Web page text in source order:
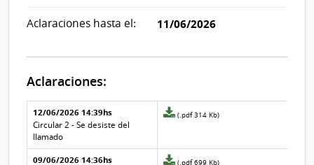
Aclaraciones hasta el: 11/06/2026
Aclaraciones:
Fecha y
texto de
la
aclaración
Archivo
aclaración
12/06/2026 14:39hs
Circular 2 - Se desiste del
llamado
Archivo
la
aclaración
(.pdf 314 Kb)
09/06/2026 14:36hs
Archivo
(.pdf 699 Kb)